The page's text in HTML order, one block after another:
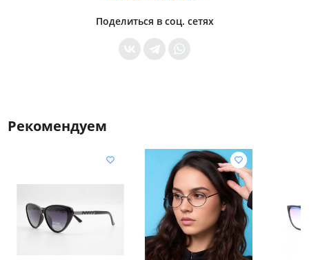
* Общие условия читайте в правилах сайта
Поделиться в соц. сетях
Рекомендуем